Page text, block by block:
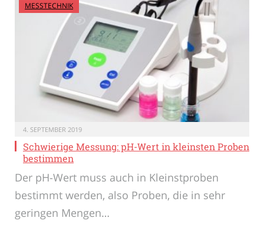
MESSTECHNIK
4. SEPTEMBER 2019
Schwierige Messung: pH-Wert in kleinsten Proben
bestimmen
Der pH-Wert muss auch in Kleinstproben
bestimmt werden, also Proben, die in sehr
geringen Mengen…